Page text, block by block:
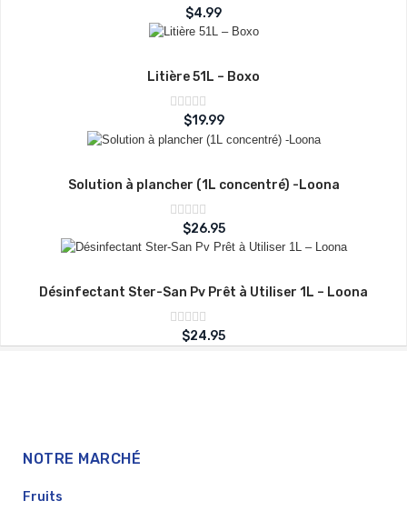
Note
0
sur
5
$4.99
Litière 51L – Boxo
Note
sur
5
$19.99
Solution à plancher (1L concentré) -Loona
Note
0 sur
5
$26.95
Désinfectant Ster-San Pv Prêt à Utiliser 1L – Loona
Note
0sur
$24.95
NOTRE MARCHÉ
Fruits